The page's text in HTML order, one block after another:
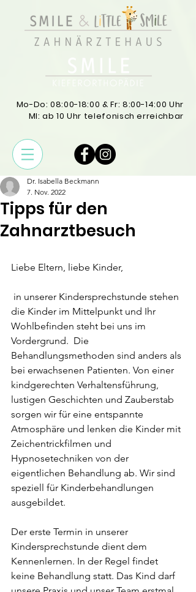
Mo-Do: 08:00-18:00 & Fr: 8:00-14:00 Uhr
MI: ab 10 Uhr telefonisch erreichbar
Tipps für den
Zahnarztbesuch
Dr. Isabella Beckmann
7. Nov. 2022
Liebe Eltern, liebe Kinder,
die Kinder im Mittelpunkt und Ihr
Wohlbefinden steht bei uns im
Vordergrund.  Die
Behandlungsmethoden sind anders als
bei erwachsenen Patienten. Von einer
kindgerechten Verhaltensführung,
lustigen Geschichten und Zauberstab
sorgen wir für eine entspannte
Atmosphäre und lenken die Kinder mit
Zeichentrickfilmen und
Hypnosetechniken von der
eigentlichen Behandlung ab. Wir sind
speziell für Kinderbehandlungen
ausgebildet.
Der erste Termin in unserer
Kindersprechstunde dient dem
Kennenlernen. In der Regel findet
keine Behandlung statt. Das Kind darf